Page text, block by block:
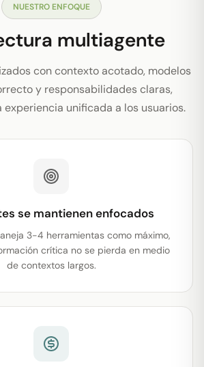
NUESTRO ENFOQUE
multiagente
con contexto acotado, modelos
y responsabilidades claras,
experiencia unificada a los usuarios.
se mantienen enfocados
3-4 herramientas como máximo,
crítica no se pierda en medio
de contextos largos.